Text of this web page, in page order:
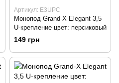
Артикул: E3UPC
Монопод Grand-X Elegant 3,5
U-крепление цвет: персиковый
149 грн